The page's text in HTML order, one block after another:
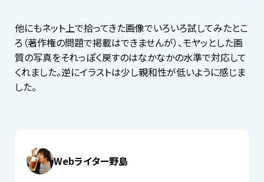
他にもネット上で拾ってきた画像でいろいろ試してみたとこ
ろ（著作権の問題で掲載はできませんが）、モヤッとした画
質の写真をそれっぽく戻すのはなかなかの水準で対応して
くれました。逆にイラストは少し親和性が低いように感じま
した。
Webライター野島